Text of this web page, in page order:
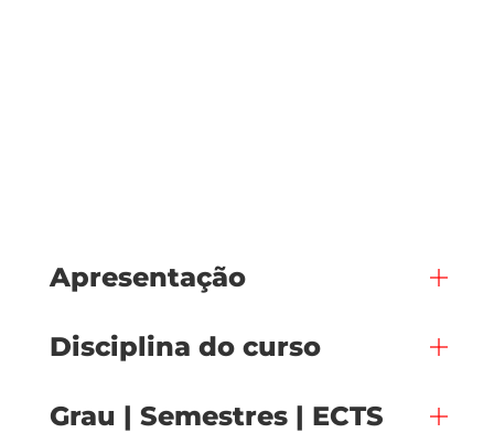
Apresentação
Disciplina do curso
Grau | Semestres | ECTS